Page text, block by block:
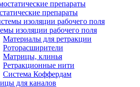
препараты
изоляции рабочего поля
Материалы для ретракции
Роторасширители
Матрицы, клинья
Ретракционные нити
Система Коффердам
для каналов